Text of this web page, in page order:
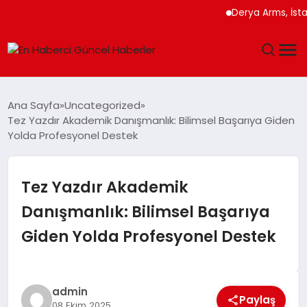
Derya Arms, İstanbul
SPOR
MAGAZIN
Ana Sayfa Uncategorized
Tez Yazdır Akademik Danışmanlık: Bilimsel Başarıya Giden
Yolda Profesyonel Destek
Tez Yazdır Akademik
Danışmanlık: Bilimsel Başarıya
Giden Yolda Profesyonel Destek
admin
Paylaş